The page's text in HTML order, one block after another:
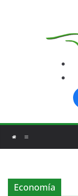
Economía